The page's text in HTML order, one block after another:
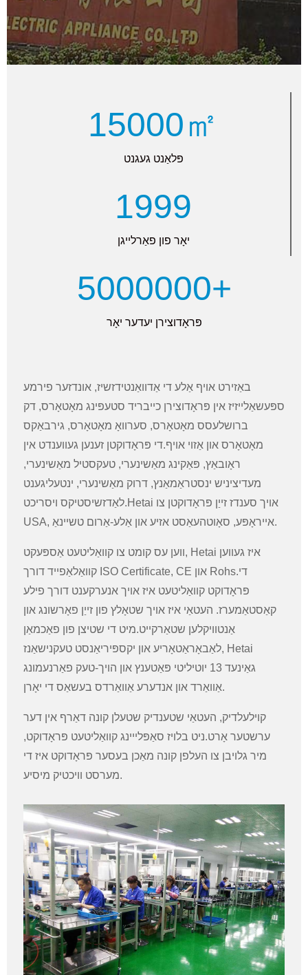
15000㎡
פּלאַנט געגנט
1999
יאָר פון פאַרלייגן
5000000+
פּראָדוצירן יעדער יאָר
באַזירט אויף אַלע די אַדוואַנטידזשיז, אונדזער פירמע
ספּעשאַלייזיז אין פּראָדוצירן כייבריד סטעפּינג מאָטאָרס, דק
ברושלעסס מאָטאָרס, סערוואָ מאָטאָרס, גירבאַקס
מאָטאָרס און אַזוי אויף.די פּראָדוקטן זענען געווענדט אין
ראָובאַץ, פּאַקינג מאַשינערי, טעקסטיל מאַשינערי,
מעדיציניש ינסטראַמאַנץ, דרוק מאַשינערי, ינטעליגענט
לאַדזשיסטיקס ויסריכט.Hetai אויך סענדז זייַן פּראָדוקטן צו
USA, אייראָפּע, סאָוטהעאַסט אזיע און אַלע-אַרום טשיינאַ.
ווען עס קומט צו קוואַליטעט אַספּעקט, Hetai איז געווען
קוואַלאַפייד דורך ISO Certificate, CE און Rohs.די
פּראָדוקט קוואַליטעט איז אויך אנערקענט דורך פילע
קאַסטאַמערז. העטאַי איז אויך שטאָלץ פון זייַן פאָרשונג און
אַנטוויקלען שטאַרקייט.מיט די שטיצן פון פאַכמאַן
לאַבאָראַטאָריע און יקספּיריאַנסט טעקנישאַנז, Hetai
גאַינעד 13 יוטיליטי פּאַטענץ און הויך-טעק פאַרנעמונג
אַוואַרד און אנדערע אַוואַרדס בעשאַס די יאָרן.
קוילעלדיק, העטאַי שטענדיק שטעלן קונה דאַרף אין דער
ערשטער אָרט.ניט בלויז סאַפּלייינג קוואַליטעט פּראָדוקט,
מיר גלויבן צו העלפן קונה מאַכן בעסער פּראָדוקט איז די
מערסט וויכטיק מיסיע.